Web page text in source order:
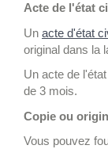
Acte de l'état
Un acte d'état
original dans la
Un acte de
de 3 mois.
Copie ou
Vous pouvez